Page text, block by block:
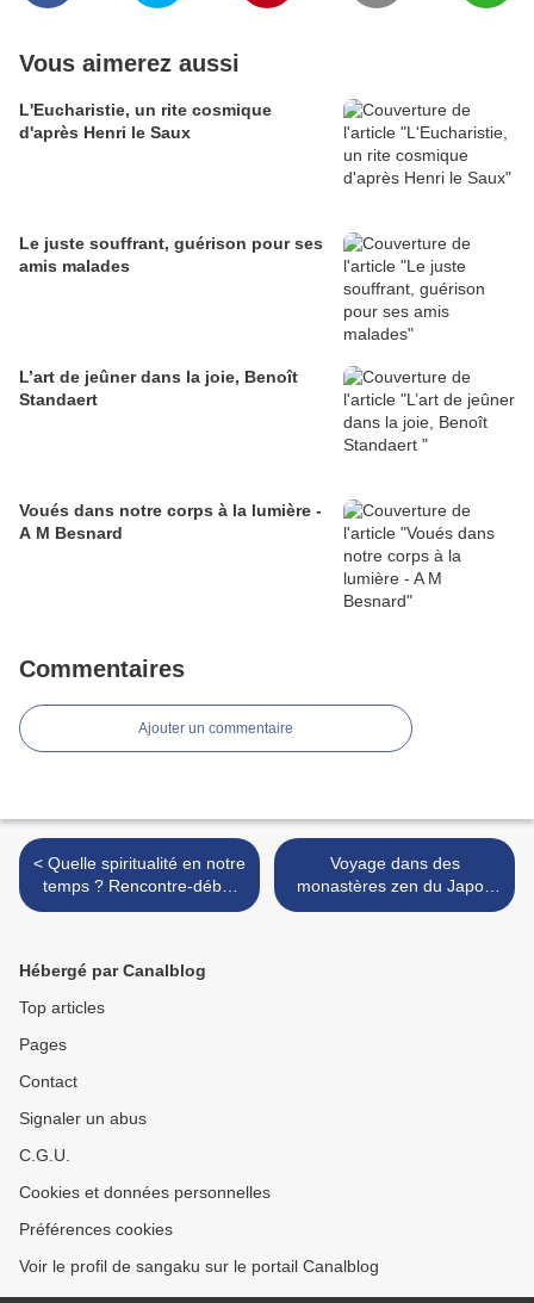
Vous aimerez aussi
L'Eucharistie, un rite cosmique
d'après Henri le Saux
Le juste souffrant, guérison pour ses
amis malades
L’art de jeûner dans la joie, Benoît
Standaert
Voués dans notre corps à la lumière -
A M Besnard
Commentaires
Ajouter un commentaire
< Quelle spiritualité en notre
temps ? Rencontre-débat
en 1985 avec J. Breton.
Voyage dans des
monastères zen du Japon
(DIM 2011) : témoignage
Hébergé par Canalblog
Top articles
Pages
Contact
Signaler un abus
C.G.U.
Cookies et données personnelles
Préférences cookies
Voir le profil de sangaku sur le portail Canalblog